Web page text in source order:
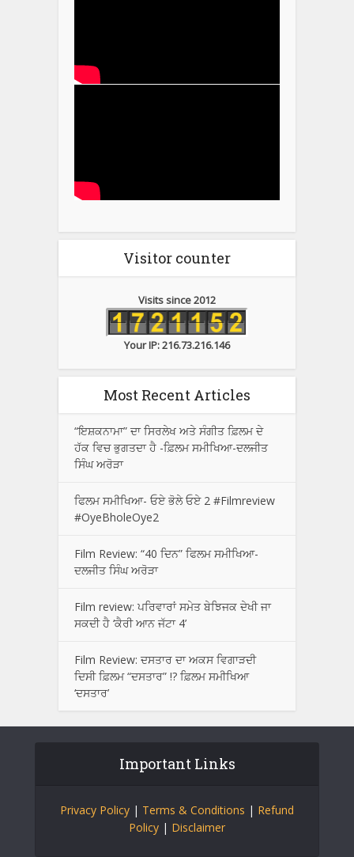
Visitor counter
Visits since 2012
Your IP: 216.73.216.146
Most Recent Articles
“ਇਸ਼ਕਨਾਮਾ” ਦਾ ਸਿਰਲੇਖ ਅਤੇ ਸੰਗੀਤ ਫ਼ਿਲਮ ਦੇ
ਹੱਕ ਵਿਚ ਭੁਗਤਦਾ ਹੈ -ਫ਼ਿਲਮ ਸਮੀਖਿਆ-ਦਲਜੀਤ
ਸਿੰਘ ਅਰੋੜਾ
ਫਿਲਮ ਸਮੀਖਿਆ- ਓਏ ਭੋਲੇ ਓਏ 2 #Filmreview
#OyeBholeOye2
Film Review: “40 ਦਿਨ” ਫਿਲਮ ਸਮੀਖਿਆ-
ਦਲਜੀਤ ਸਿੰਘ ਅਰੋੜਾ
Film review: ਪਰਿਵਾਰਾਂ ਸਮੇਤ ਬੇਝਿਜਕ ਦੇਖੀ ਜਾ
ਸਕਦੀ ਹੈ ‘ਕੈਰੀ ਆਨ ਜੱਟਾ 4’
Film Review: ਦਸਤਾਰ ਦਾ ਅਕਸ ਵਿਗਾੜਦੀ
ਦਿਸੀ ਫ਼ਿਲਮ “ਦਸਤਾਰ” !? ਫ਼ਿਲਮ ਸਮੀਖਿਆ
‘ਦਸਤਾਰ’
Important Links
Privacy Policy | Terms & Conditions | Refund
Policy | Disclaimer